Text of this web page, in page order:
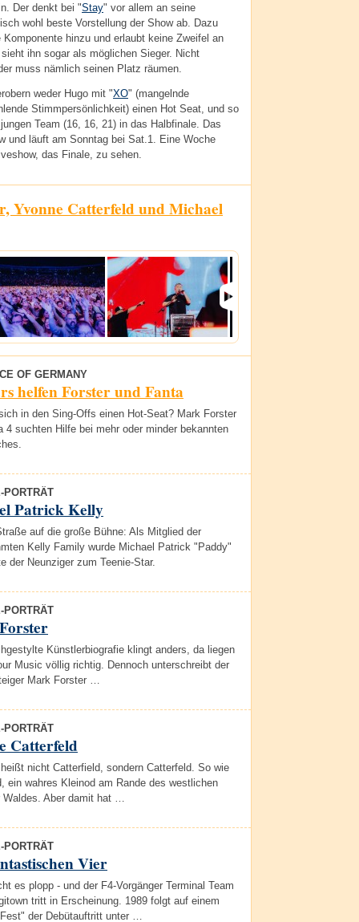
Der denkt bei "Stay" vor allem an seine
wohl beste Vorstellung der Show ab. Dazu
hinzu und erlaubt keine Zweifel an
ihn sogar als möglichen Sieger. Nicht
muss nämlich seinen Platz räumen.
weder Hugo mit "XO" (mangelnde
Stimmpersönlichkeit) einen Hot Seat, und so
Team (16, 16, 21) in das Halbfinale. Das
und läuft am Sonntag bei Sat.1. Eine Woche
das Finale, zu sehen.
Yvonne Catterfeld und Michael
OF GERMANY
helfen Forster und Fanta
in den Sing-Offs einen Hot-Seat? Mark Forster
4 suchten Hilfe bei mehr oder minder bekannten
PORTRÄT
Patrick Kelly
auf die große Bühne: Als Mitglied der
Kelly Family wurde Michael Patrick "Paddy"
der Neunziger zum Teenie-Star.
PORTRÄT
Künstlerbiografie klingt anders, da liegen
Music völlig richtig. Dennoch unterschreibt der
Mark Forster …
PORTRÄT
Catterfeld
nicht Catterfield, sondern Catterfeld. So wie
ein wahres Kleinod am Rande des westlichen
Waldes. Aber damit hat …
PORTRÄT
Vier
es plopp - und der F4-Vorgänger Terminal Team
tritt in Erscheinung. 1989 folgt auf einem
der Debütauftritt unter …